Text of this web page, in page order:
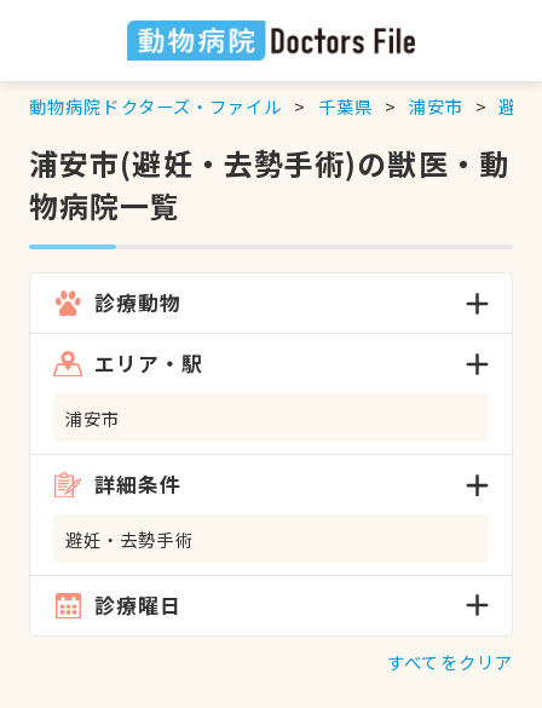
動物病院ドクターズ・ファイル 千葉県 浦安市 避妊
浦安市(避妊・去勢手術)の獣医・動
物病院一覧
診療動物
エリア・駅
浦安市
詳細条件
避妊・去勢手術
診療曜日
すべてをクリア